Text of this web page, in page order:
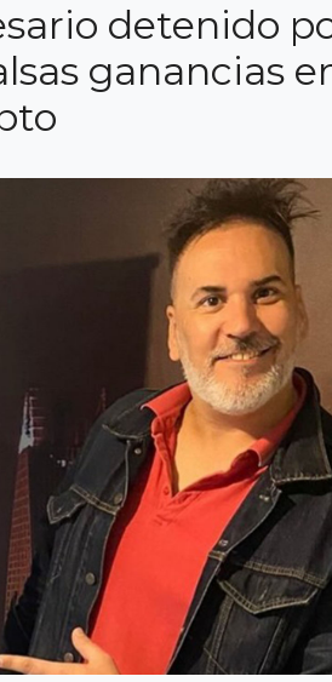
detenido
ganancias